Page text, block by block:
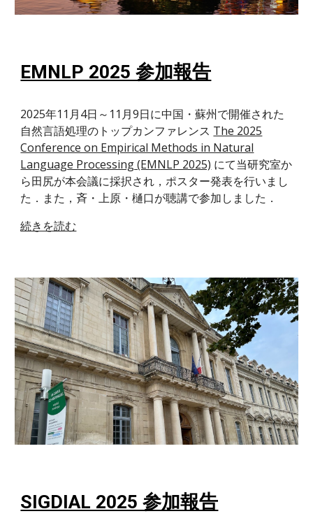
EMNLP 2025 参加報告
2025年11月4日～11月9日に中国・蘇州で開催された
自然言語処理のトップカンファレンス The 2025
Conference on Empirical Methods in Natural
Language Processing (EMNLP 2025) にて当研究室か
ら田尻が本会議に採択され，ポスター発表を行いまし
た．また，斉・上原・樋口が聴講で参加しました．
続きを読む
SIGDIAL 2025 参加報告